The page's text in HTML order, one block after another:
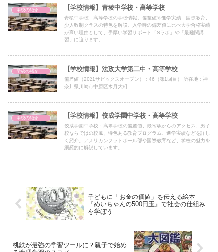
学校の紹介（備忘録） 【学校情報】青稜中学校・高等学校
青稜中学校・高等学校の学校情報。偏差値や進学実績、国際教育、
少人数制クラスの特色を解説。入学時の偏差値に比べ大学合格実績
が高い理由として、手厚い学習サポート「Sラボ」や「最難関講
習」に迫ります。
【学校情報】法政大学第二中・高等学校
偏差値（2021サピックスオープン）：46（第1回目） 所在地：神
奈川県川崎市中原区木月大町...
【学校情報】佼成学園中学校・高等学校
佼成学園中学校・高等学校の偏差値、最寄駅からのアクセス、男子
校ならではの校風、特色ある教育プログラム、進学実績などを詳し
く紹介。アメリカンフットボール部や国際教育など、学校の魅力を
網羅的に解説しています。
子どもに「お金の価値」を伝える絵本
『めいちゃんの500円玉』で社会の仕組み
を学ぼう
桃鉄が最強の学習ツールに？親子で始め